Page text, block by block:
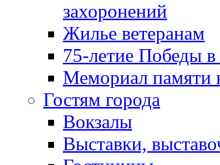
захоронений
Жилье ветеранам
75-летие Победы
Мемориал памяти
Гостям города
Вокзалы
Выставки,